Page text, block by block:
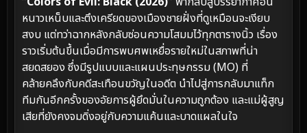
หนาวเหน็บและตึงเครียดของเมืองชายฝั่งที่ดูเหมือนจะเงียบ
สงบ แต่ทว่าฉากหลังกลับซ่อนความโสมมไว้ทุกตารางนิ้ว เรื่อง
ราวเริ่มต้นขึ้นเมื่อมีการพบศพเหยื่อรายใหม่ในสภาพที่น่า
สยดสยอง ซึ่งมีรูปแบบและแผนประทุษกรรม (MO) ที่
คล้ายคลึงกับคดีสะเทือนขวัญในอดีต นำไปสู่การกลับมาแท็ก
ทีมกันอีกครั้งของอัยการผู้ยึดมั่นในความถูกต้อง และแม่ผู้สูญ
เสียที่ยังคงจมดิ่งอยู่กับความแค้นและบาดแผลในใจ